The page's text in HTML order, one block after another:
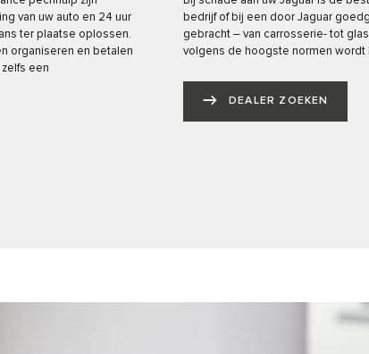
van uw auto en 24 uur
ter plaatse oplossen.
organiseren en betalen
een
bedrijf of bij een door Jaguar
gebracht – van carrosserie- tot
volgens de hoogste normen wordt
DEALER ZOEKEN